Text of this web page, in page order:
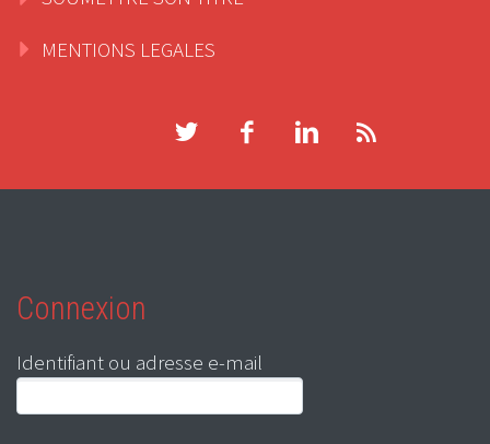
MENTIONS LEGALES
Connexion
Identifiant ou adresse e-mail